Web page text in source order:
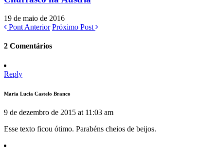
19 de maio de 2016
Pont Anterior Próximo Post
2 Comentários
Reply
Maria Lucia Castelo Branco
9 de dezembro de 2015 at 11:03 am
Esse texto ficou ótimo. Parabéns cheios de beijos.